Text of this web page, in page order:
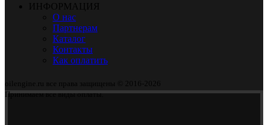
ИНФОРМАЦИЯ
О нас
Партнерам
Каталог
Контакты
Как оплатить
oilengine.ru все права защищены © 2016-2026
Принимаем все виды оплаты.